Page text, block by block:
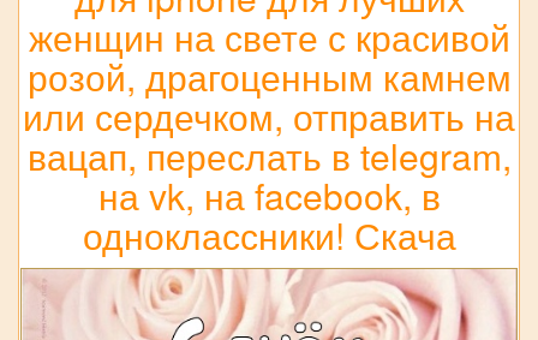
женщин на свете с красивой
розой, драгоценным камнем
или сердечком, отправить на
вацап, переслать в telegram,
на vk, на facebook, в
одноклассники! Скача